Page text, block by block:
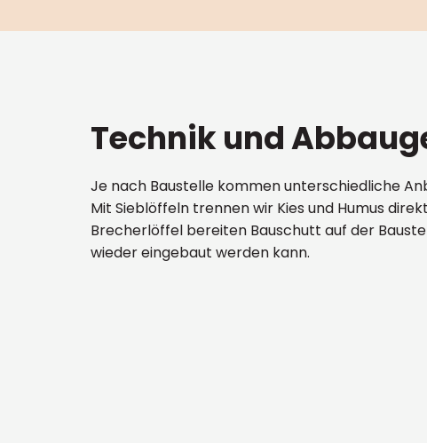
Technik und
Je nach Baustelle kommen unterschiedliche
Mit Sieblöffeln trennen wir Kies und Humus
Brecherlöffel bereiten Bauschutt auf der
wieder eingebaut werden kann.